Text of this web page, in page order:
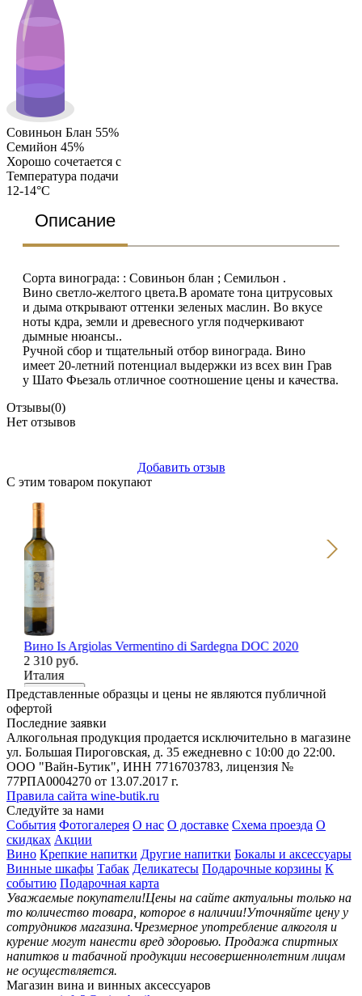
Совиньон Блан 55%
Семийон 45%
Хорошо сочетается с
Температура подачи
12-14°C
Описание
Сорта винограда: : Совиньон блан ; Семильон .
Вино светло-желтого цвета.В аромате тона цитрусовых
и дыма открывают оттенки зеленых маслин. Во вкусе
ноты кдра, земли и древесного угля подчеркивают
дымные нюансы..
Ручной сбор и тщательный отбор винограда. Вино
имеет 20-летний потенциал выдержки из всех вин Грав
у Шато Фьезаль отличное соотношение цены и качества.
Отзывы(0)
Нет отзывов
Добавить отзыв
С этим товаром покупают
Вино Is Argiolas Vermentino di Sardegna DOC 2020
2 310 руб.
Италия
В корзину
Представленные образцы и цены не являются публичной
офертой
Последние заявки
Алкогольная продукция продается исключительно в магазине
ул. Большая Пироговская, д. 35 ежедневно с 10:00 до 22:00.
ООО "Вайн-Бутик", ИНН 7716703783, лицензия №
77РПА0004270 от 13.07.2017 г.
Правила сайта wine-butik.ru
Следуйте за нами
События Фотогалерея О нас О доставке Схема проезда О
скидках Акции
Вино Крепкие напитки Другие напитки Бокалы и аксессуары
Винные шкафы Табак Деликатесы Подарочные корзины К
событию Подарочная карта
Уважаемые покупатели!Цены на сайте актуальны только на
то количество товара, которое в наличии!Уточняйте цену у
сотрудников магазина.Чрезмерное употребление алкоголя и
курение могут нанести вред здоровью. Продажа спиртных
напитков и табачной продукции несовершеннолетним лицам
не осуществляется.
Магазин вина и винных аксессуаров